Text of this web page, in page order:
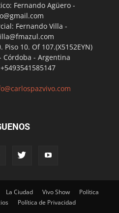
Fernando Agüero -
Fernando Villa -
10. Of 107.(X5152EYN)
Córdoba - Argentina
La Ciudad Vivo Show
Política
Política de Privacidad